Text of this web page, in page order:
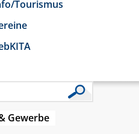
Tourismus
Gewerbe